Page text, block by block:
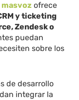
masvoz ofrece
y ticketing
Zendesk o
puedan
sobre los
de desarrollo
integrar la